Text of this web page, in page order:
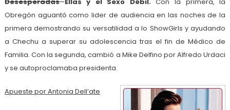
Obregón aguantó como lider de audiencia en las noches de la
primera demostrando su versatilidad a lo ShowGirls y ayudando
a Chechu a superar su adolescencia tras el fin de Médico de
Familia. Con la segunda, cambió a Mike Delfino por Alfredo Urdaci
y se autoproclamaba presidenta.
Apueste por Antonia Dell’ate